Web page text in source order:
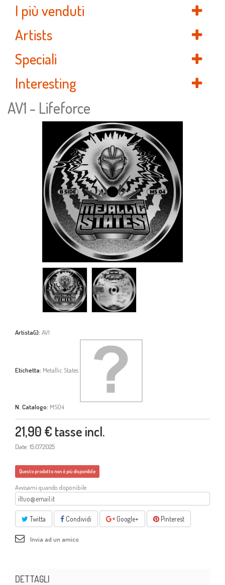
I più venduti
Artists
Speciali
Interesting
AV1 - Lifeforce
Artista(i): AV1
Etichetta: Metallic States
N. Catalogo: MS04
21,90 € tasse incl.
Date: 15.07.2025
Questo prodotto non è più disponibile
Avvisami quando disponibile
Twitta Condividi Google+ Pinterest
Invia ad un amico
DETTAGLI